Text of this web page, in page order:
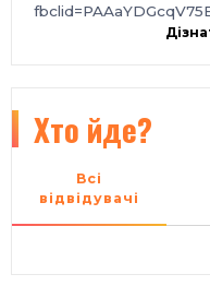
SzOm916Z2Dzi7lw-
Хто йде?
Всі
відвідувачі